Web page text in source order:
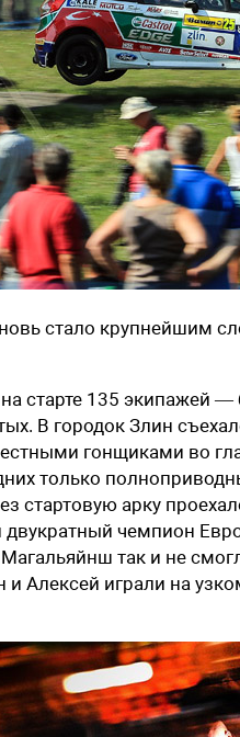
стало крупнейшим
старте 135 экипажей
В городок Злин
гонщиками во
только
стартовую арку
чемпион
так и не
Алексей играли на